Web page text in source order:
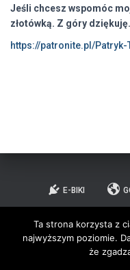
Jeśli chcesz wspomóc
złotówką. Z góry dziękuję.
https://patronite.pl/Patryk-
E-BIKI
PORADNIKI
O
Ta strona korzysta z
najwyższym poziomie.
że